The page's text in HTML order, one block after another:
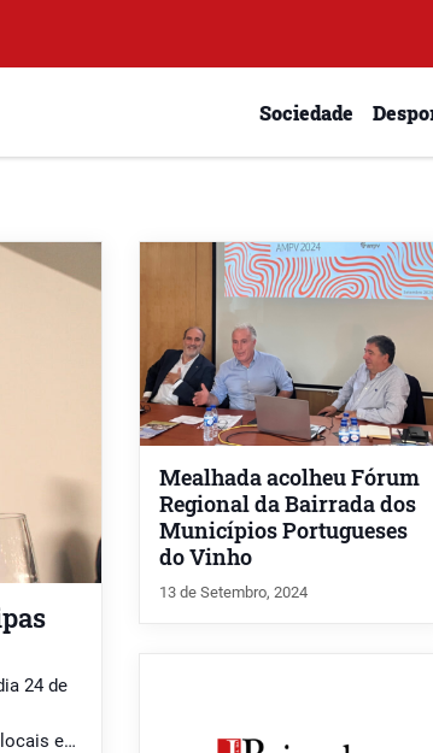
Sociedade
24 de
e
Mealhada acolheu Fórum
Regional da Bairrada dos
Municípios Portugueses
do Vinho
13 de Setembro, 2024